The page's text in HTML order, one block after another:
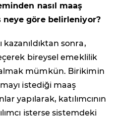
nasıl maaş
neye göre belirleniyor?
sonra,
bireysel emeklilik
mümkün. Birikimin
istediği maaş
yapılarak, katılımcının
isterse sistemdeki